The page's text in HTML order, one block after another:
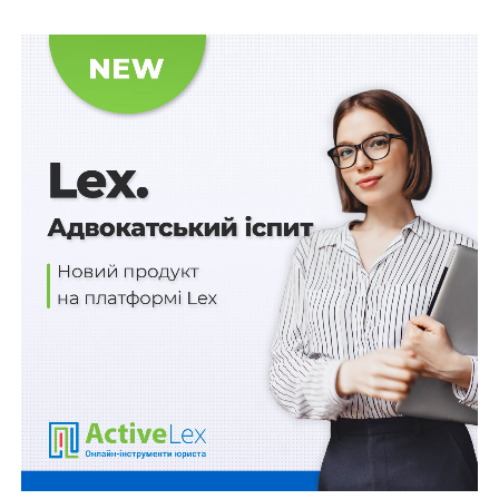
зберігаються обсяги залишків спирту
етилового,
їх технічних параметрів (фізична
місткість, що відповідає технічним
правовстановлюючих документів на
відповідні об’єкти,
документів, що засвідчують правові
підстави експлуатації таких об’єктів.
Схожі статті:
29 липня – День працівника органу